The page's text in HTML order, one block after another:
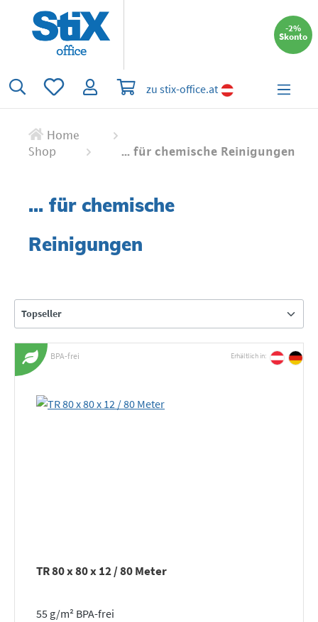
springen
-2%
Skonto
Du hast 0 Produkte auf dem Merkzettel
Warenkorb enthält 0 Positionen. Der
zu stix-office.at
Home
Shop
... für chemische Reinigungen
... für chemische
Reinigungen
BPA-frei Erhältlich in:
TR 80 x 80 x 12 / 80 Meter
55 g/m² BPA-frei